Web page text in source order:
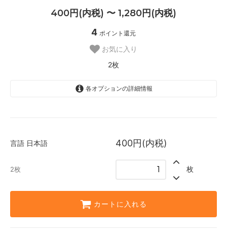
400円(内税) 〜 1,280円(内税)
4 ポイント還元
お気に入り
2枚
各オプションの詳細情報
言語 日本語 400円(内税)
2枚 枚
カートに入れる